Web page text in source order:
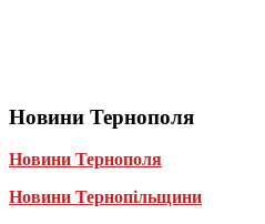
Новини Тернополя
Новини Тернополя
Новини Тернопільщини